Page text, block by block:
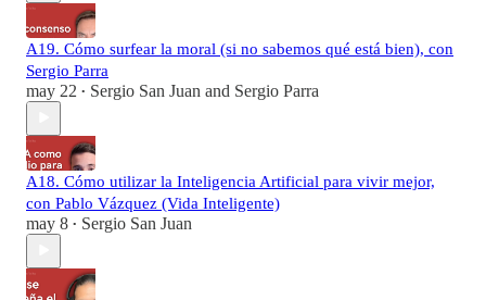
A19. Cómo surfear la moral (si no sabemos qué está bien), con
Sergio Parra
may 22 • Sergio San Juan and Sergio Parra
A18. Cómo utilizar la Inteligencia Artificial para vivir mejor,
con Pablo Vázquez (Vida Inteligente)
may 8 • Sergio San Juan